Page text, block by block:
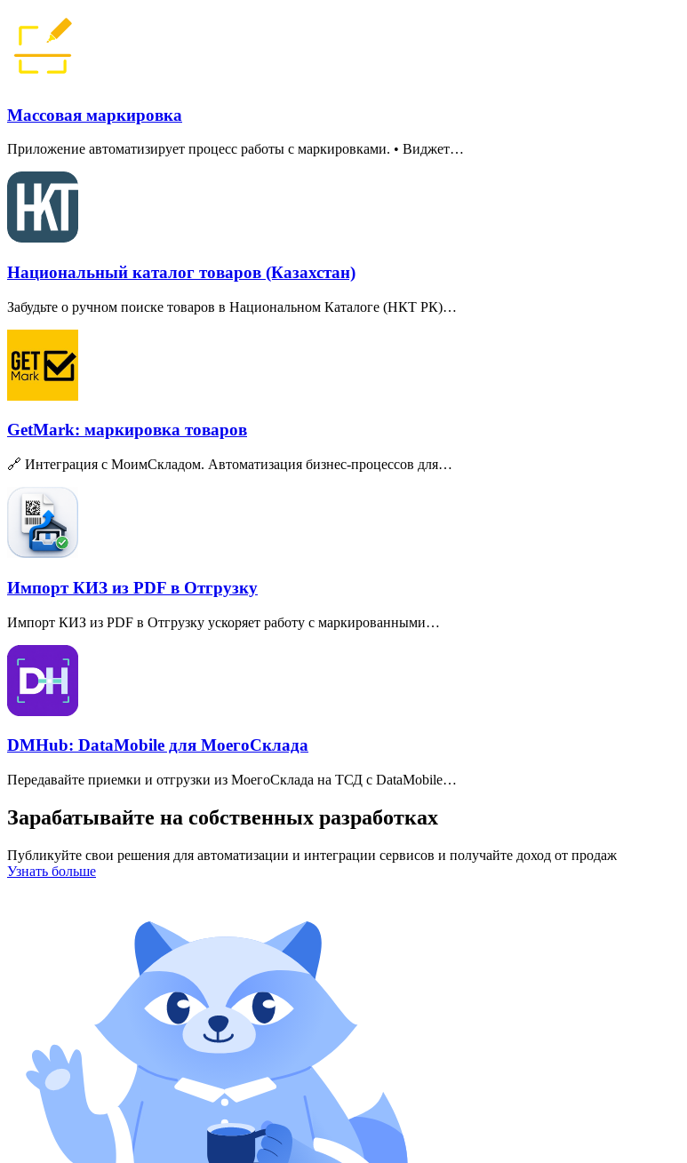
Массовая маркировка
Приложение автоматизирует процесс работы с маркировками. • Виджет…
Национальный каталог товаров (Казахстан)
Забудьте о ручном поиске товаров в Национальном Каталоге (НКТ РК)…
GetMark: маркировка товаров
🔗 Интеграция с МоимСкладом. Автоматизация бизнес-процессов для…
Импорт КИЗ из PDF в Отгрузку
Импорт КИЗ из PDF в Отгрузку ускоряет работу с маркированными…
DMHub: DataMobile для МоегоСклада
Передавайте приемки и отгрузки из МоегоСклада на ТСД с DataMobile…
Зарабатывайте на собственных разработках
Публикуйте свои решения для автоматизации и интеграции сервисов и получайте доход от продаж
Узнать больше